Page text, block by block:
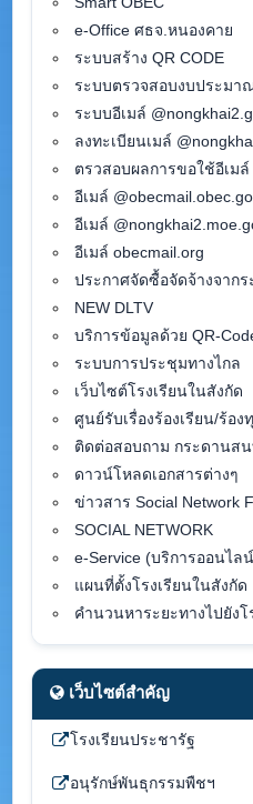
e-Office ศธจ.หนองคาย
ระบบสร้าง QR CODE
ระบบตรวจสอบงบประมา
ระบบอีเมล์
ลงทะเบียนเมล์
ตรวสอบผลการขอใช้อีเมล์
อีเมล์
อีเมล์
อีเมล์ obecmail.org
ประกาศจัดซื้อจัดจ้างจากร
NEW DLTV
บริการข้อมูลด้วย QR-
ระบบการประชุมทางไกล
เว็บไซต์โรงเรียนในสังกัด
ศูนย์รับเรื่องร้องเรียน/ร้อง
ติดต่อสอบถาม กระดานส
ดาวน์โหลดเอกสารต่างๆ
ข่าวสาร Social Network
SOCIAL NETWORK
e-Service (บริการออนไล
แผนที่ตั้งโรงเรียนในสังกัด
คำนวนหาระยะทางไปยังโ
เว็บไซต์สำคัญ
โรงเรียนประชารัฐ
อนุรักษ์พันธุกรรมพืชฯ